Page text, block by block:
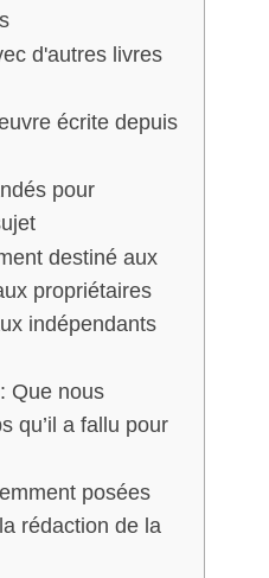
d'autres livres
écrite depuis
pour
destiné aux
propriétaires
indépendants
Que nous
qu’il a fallu pour
posées
rédaction de la